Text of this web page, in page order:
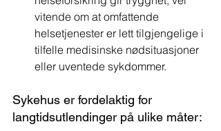
vitende om at omfattende
helsetjenester er lett tilgjengelige i
tilfelle medisinske nødsituasjoner
eller uventede sykdommer.
Sykehus er fordelaktig for
langtidsutlendinger på ulike måter: